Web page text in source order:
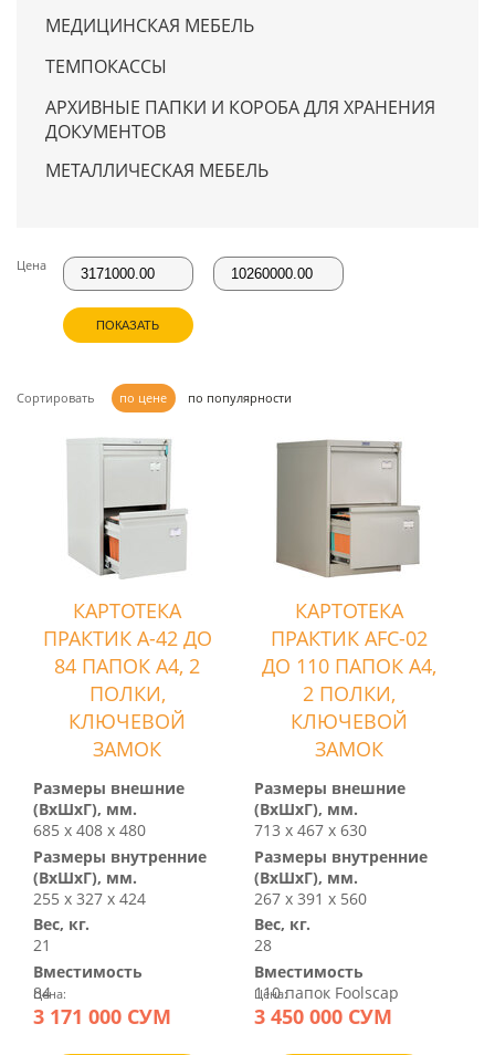
МЕДИЦИНСКАЯ МЕБЕЛЬ
ТЕМПОКАССЫ
АРХИВНЫЕ ПАПКИ И КОРОБА ДЛЯ ХРАНЕНИЯ
ДОКУМЕНТОВ
МЕТАЛЛИЧЕСКАЯ МЕБЕЛЬ
Цена
ПОКАЗАТЬ
Сортировать по цене по популярности
КАРТОТЕКА
ПРАКТИК А-42 ДО
84 ПАПОК А4, 2
ПОЛКИ,
КЛЮЧЕВОЙ
ЗАМОК
Размеры внешние
(ВхШхГ), мм.
685 х 408 х 480
Размеры внутренние
(ВхШхГ), мм.
255 х 327 х 424
Вес, кг.
21
Вместимость
84
Цена:
3 171 000 СУМ
КАРТОТЕКА
ПРАКТИК AFC-02
ДО 110 ПАПОК А4,
2 ПОЛКИ,
КЛЮЧЕВОЙ
ЗАМОК
Размеры внешние
(ВхШхГ), мм.
713 х 467 х 630
Размеры внутренние
(ВхШхГ), мм.
267 х 391 х 560
Вес, кг.
28
Вместимость
110 папок Foolscap
Цена:
3 450 000 СУМ